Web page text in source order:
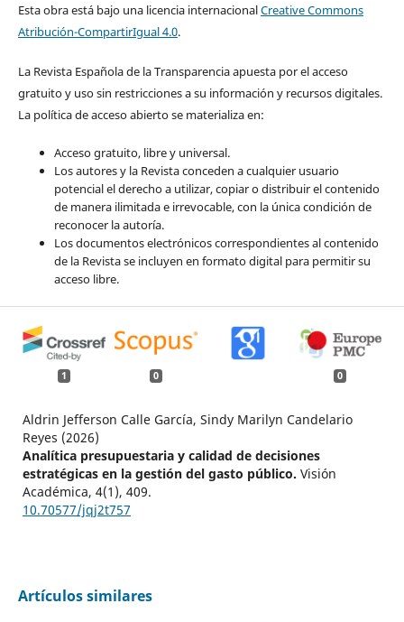
Esta obra está bajo una licencia internacionalCreative Commons
Atribución-CompartirIgual 4.0.
La Revista Española de la Transparencia apuesta por el acceso
gratuito y uso sin restricciones a su información y recursos digitales.
La política de acceso abierto se materializa en:
Acceso gratuito, libre y universal.
Los autores y la Revista conceden a cualquier usuario
potencial el derecho a utilizar, copiar o distribuir el contenido
de manera ilimitada e irrevocable, con la única condición de
reconocer la autoría.
Los documentos electrónicos correspondientes al contenido
de la Revista se incluyen en formato digital para permitir su
acceso libre.
1 0 0
Aldrin Jefferson Calle García, Sindy Marilyn Candelario
Reyes (2026)
Analítica presupuestaria y calidad de decisiones
estratégicas en la gestión del gasto público. Visión
Académica, 4(1), 409.
10.70577/jqj2t757
Artículos similares